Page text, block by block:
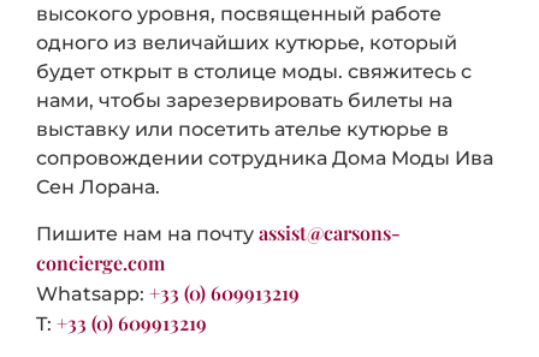
высокого уровня, посвященный работе
одного из величайших кутюрье, который
будет открыт в столице моды. свяжитесь с
нами, чтобы зарезервировать билеты на
выставку или посетить ателье кутюрье в
сопровождении сотрудника Дома Моды Ива
Сен Лорана.
Пишите нам на почту assist@carsons-
concierge.com
Whatsapp: +33 (0) 609913219
T: +33 (0) 609913219